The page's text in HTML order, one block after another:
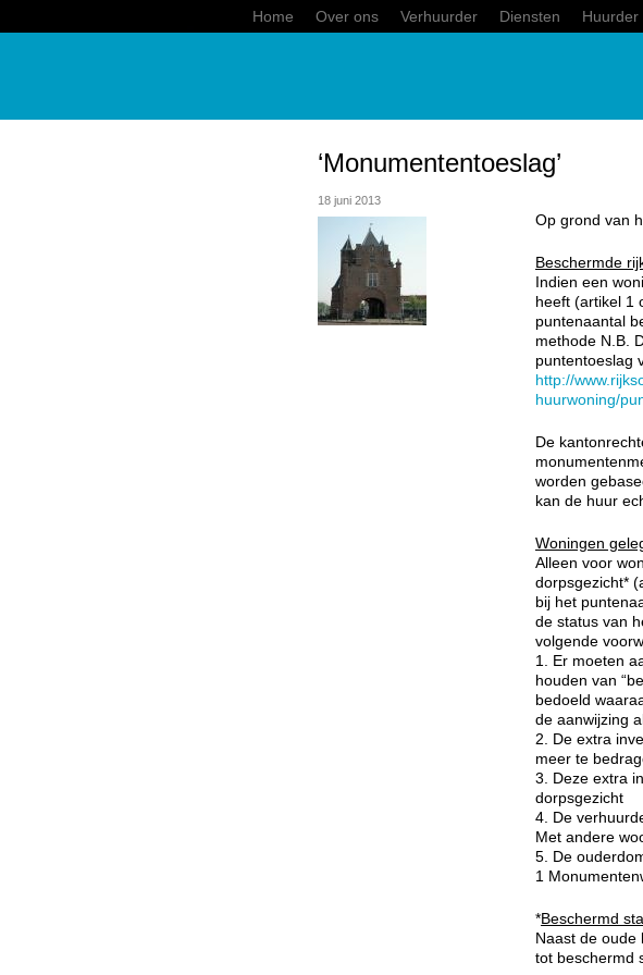
Home Over ons Verhuurder Diensten Huurder
‘Monumententoeslag’
18 juni 2013
Op grond van
Beschermde
Indien een
heeft (artikel 1
puntenaantal
methode N.B.
puntentoeslag
http://
huurwoning/
De
worden
kan de huur
Woningen
Alleen voor
dorpsgezicht*
bij het
de status van
volgende
1. Er moeten
houden van
bedoeld
de aanwijzing
2. De extra
meer te
3. Deze extra
dorpsgezicht
4. De
Met andere
5. De
1
*Beschermd
Naast de oude
tot beschermd